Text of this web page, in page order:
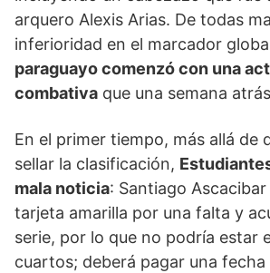
arquero Alexis Arias. De todas
inferioridad en el marcador
paraguayo comenzó con una
combativa que una semana
En el primer tiempo, más allá de
sellar la clasificación,
mala noticia: Santiago
tarjeta amarilla por una falta y
serie, por lo que no podría estar
cuartos; deberá pagar una fecha